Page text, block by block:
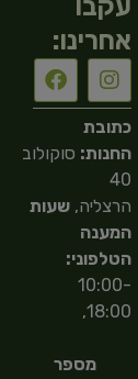
עקבו
אחרינו:
כתובת
החנות: סוקולוב
40
הרצליה,שעות
המענה
הטלפוני:
10:00-
18:00,
מספר